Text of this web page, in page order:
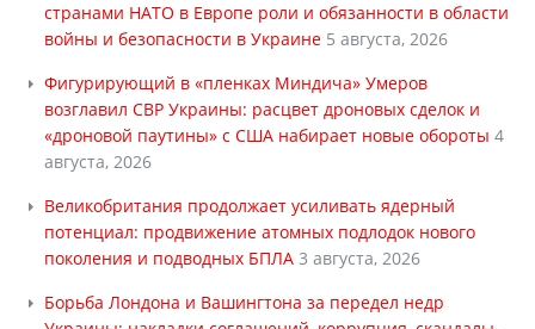
странами НАТО в Европе роли и обязанности в области
войны и безопасности в Украине 5 августа, 2026
Фигурирующий в «пленках Миндича» Умеров
возглавил СВР Украины: расцвет дроновых сделок и
«дроновой паутины» с США набирает новые обороты 4
августа, 2026
Великобритания продолжает усиливать ядерный
потенциал: продвижение атомных подлодок нового
поколения и подводных БПЛА 3 августа, 2026
Борьба Лондона и Вашингтона за передел недр